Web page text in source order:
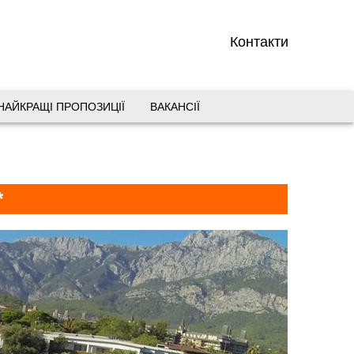
Контакти
+38 (099) 180-32-43,
0800 33 01 80
dp_city@aventour.ua
Пн. - Пт. 9:00 - 18:00
Сб 10:00 - 15:00
ПРОПОЗИЦІЇ ВАКАНСІЇ